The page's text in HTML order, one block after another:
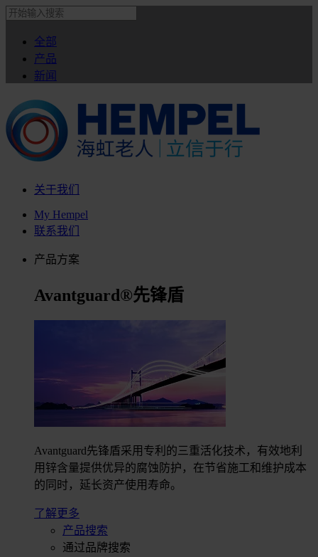
全部
产品
新闻
关于我们
My Hempel
联系我们
产品方案
Avantguard®先锋盾
Avantguard先锋盾采用专利的三重活化技术，有效地利
用锌含量提供优异的腐蚀防护，在节省施工和维护成本
的同时，延长资产使用寿命。
了解更多
产品搜索
通过品牌搜索